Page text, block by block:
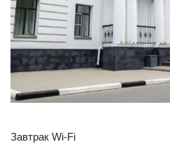
Завтрак Wi-Fi